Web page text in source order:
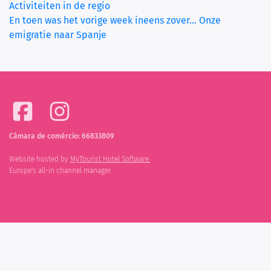
Activiteiten in de regio
En toen was het vorige week ineens zover... Onze
emigratie naar Spanje
Câmara de comércio: 66833809
Website hosted by MyTourist Hotel Software.
Europe's all-in channel manager.